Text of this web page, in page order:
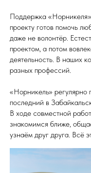
Поддержка
проекту готов помочь
даже не волонтёр.
проектом, а потом
деятельность. В наших
разных профессий.
«Норникель» регулярно
последний в
В ходе совместной
знакомимся ближе,
узнаём друг друга. Всё